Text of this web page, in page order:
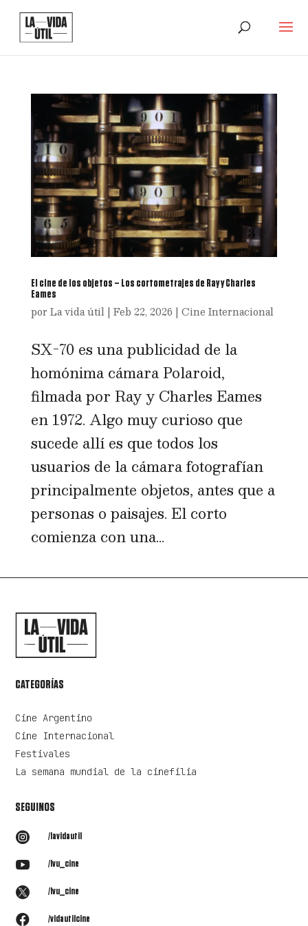
El cine de los objetos – Los cortometrajes de Ray y Charles
Eames
por La vida útil| Feb 22, 2026 | Cine Internacional
SX-70 es una publicidad de la
homónima cámara Polaroid,
filmada por Ray y Charles Eames
en 1972. Algo muy curioso que
sucede allí es que todos los
usuarios de la cámara fotografían
principalmente objetos, antes que a
personas o paisajes. El corto
comienza con una...
CATEGORÍAS
Cine Argentino
Cine Internacional
Festivales
La semana mundial de la cinefilia
SEGUINOS
 /lavidautil
 /lvu_cine
 /lvu_cine
 /vidautilcine